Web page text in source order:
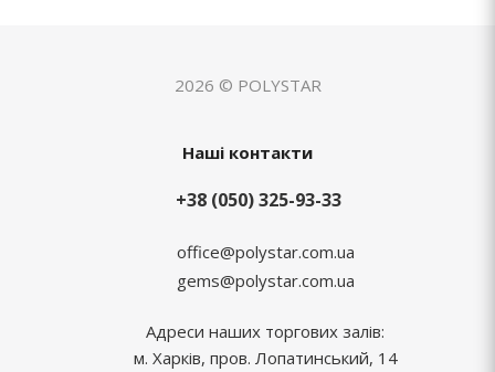
2026 © POLYSTAR
Наші контакти
+38 (050) 325-93-33
office@polystar.com.ua
gems@polystar.com.ua
Адреси наших торгових залів:
м. Харків, пров. Лопатинський, 14